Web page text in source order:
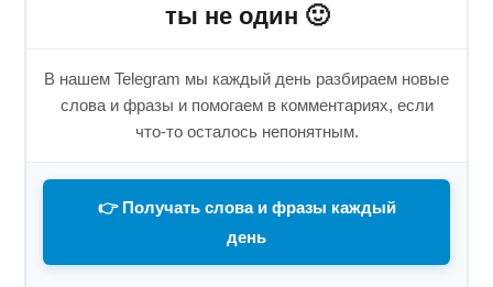
ты не один 🙂
В нашем Telegram мы каждый день разбираем новые
слова и фразы и помогаем в комментариях, если
что-то осталось непонятным.
👉 Получать слова и фразы каждый
день